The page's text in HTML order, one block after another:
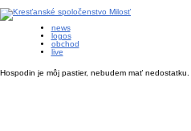
news
logos
obchod
live
Hospodin je môj pastier, nebudem mať nedostatku.